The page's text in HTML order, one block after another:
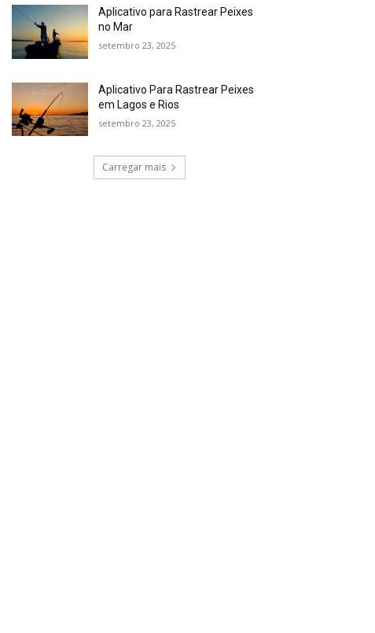
Aplicativo para Rastrear Peixes
no Mar
setembro 23, 2025
Aplicativo Para Rastrear Peixes
em Lagos e Rios
setembro 23, 2025
Carregar mais